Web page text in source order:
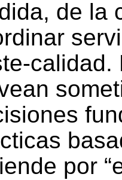
de la
calidad.
por